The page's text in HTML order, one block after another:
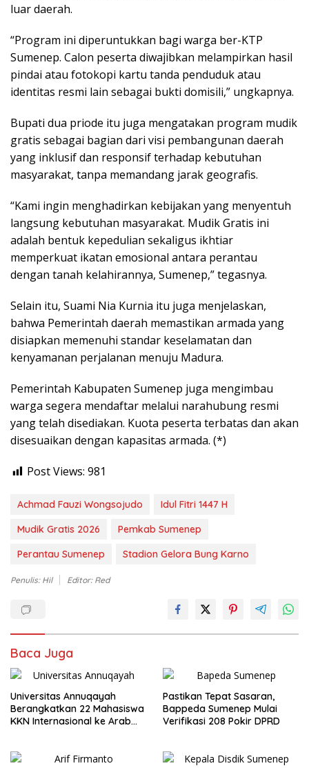
luar daerah.
“Program ini diperuntukkan bagi warga ber-KTP
Sumenep. Calon peserta diwajibkan melampirkan hasil
pindai atau fotokopi kartu tanda penduduk atau
identitas resmi lain sebagai bukti domisili,” ungkapnya.
Bupati dua priode itu juga mengatakan program mudik
gratis sebagai bagian dari visi pembangunan daerah
yang inklusif dan responsif terhadap kebutuhan
masyarakat, tanpa memandang jarak geografis.
“Kami ingin menghadirkan kebijakan yang menyentuh
langsung kebutuhan masyarakat. Mudik Gratis ini
adalah bentuk kepedulian sekaligus ikhtiar
memperkuat ikatan emosional antara perantau
dengan tanah kelahirannya, Sumenep,” tegasnya.
Selain itu, Suami Nia Kurnia itu juga menjelaskan,
bahwa Pemerintah daerah memastikan armada yang
disiapkan memenuhi standar keselamatan dan
kenyamanan perjalanan menuju Madura.
Pemerintah Kabupaten Sumenep juga mengimbau
warga segera mendaftar melalui narahubung resmi
yang telah disediakan. Kuota peserta terbatas dan akan
disesuaikan dengan kapasitas armada. (*)
Post Views: 981
Achmad Fauzi Wongsojudo
Idul Fitri 1447 H
Mudik Gratis 2026
Pemkab Sumenep
Perantau Sumenep
Stadion Gelora Bung Karno
Penulis: Hil Editor: Red
Baca Juga
Universitas Annuqayah
Berangkatkan 22 Mahasiswa
KKN Internasional ke Arab
Pastikan Tepat Sasaran,
Bappeda Sumenep Mulai
Verifikasi 208 Pokir DPRD